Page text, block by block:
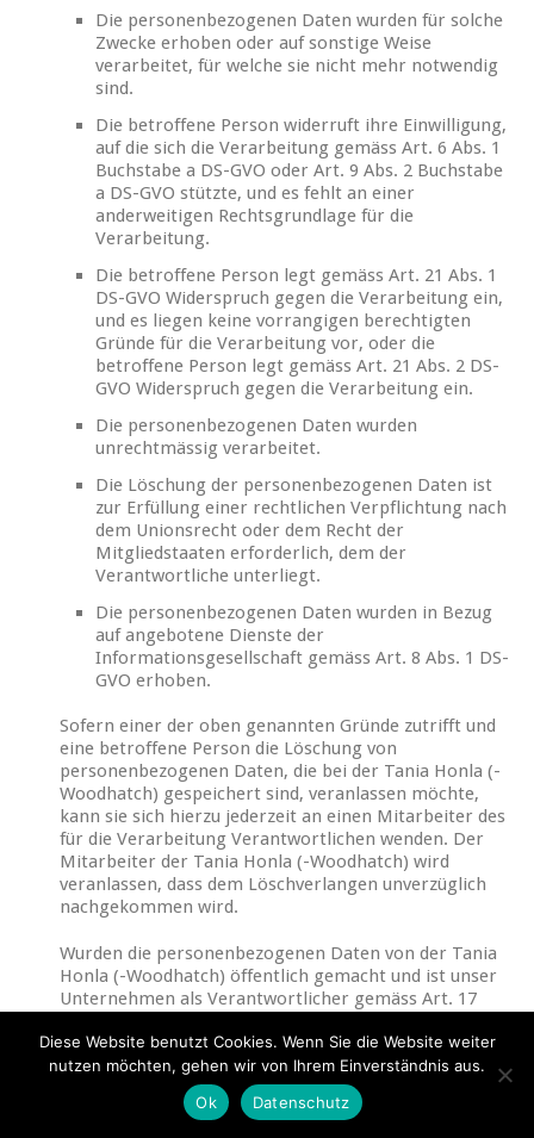
Die personenbezogenen Daten wurden für solche
Zwecke erhoben oder auf sonstige Weise
verarbeitet, für welche sie nicht mehr notwendig
sind.
Die betroffene Person widerruft ihre Einwilligung,
auf die sich die Verarbeitung gemäss Art. 6 Abs. 1
Buchstabe a DS-GVO oder Art. 9 Abs. 2 Buchstabe
a DS-GVO stützte, und es fehlt an einer
anderweitigen Rechtsgrundlage für die
Verarbeitung.
Die betroffene Person legt gemäss Art. 21 Abs. 1
DS-GVO Widerspruch gegen die Verarbeitung ein,
und es liegen keine vorrangigen berechtigten
Gründe für die Verarbeitung vor, oder die
betroffene Person legt gemäss Art. 21 Abs. 2 DS-
GVO Widerspruch gegen die Verarbeitung ein.
Die personenbezogenen Daten wurden
unrechtmässig verarbeitet.
Die Löschung der personenbezogenen Daten ist
zur Erfüllung einer rechtlichen Verpflichtung nach
dem Unionsrecht oder dem Recht der
Mitgliedstaaten erforderlich, dem der
Verantwortliche unterliegt.
Die personenbezogenen Daten wurden in Bezug
auf angebotene Dienste der
Informationsgesellschaft gemäss Art. 8 Abs. 1 DS-
GVO erhoben.
Sofern einer der oben genannten Gründe zutrifft und
eine betroffene Person die Löschung von
personenbezogenen Daten, die bei der Tania Honla (-
Woodhatch) gespeichert sind, veranlassen möchte,
kann sie sich hierzu jederzeit an einen Mitarbeiter des
für die Verarbeitung Verantwortlichen wenden. Der
Mitarbeiter der Tania Honla (-Woodhatch) wird
veranlassen, dass dem Löschverlangen unverzüglich
nachgekommen wird.
Wurden die personenbezogenen Daten von der Tania
Honla (-Woodhatch) öffentlich gemacht und ist unser
Unternehmen als Verantwortlicher gemäss Art. 17
Daten verpflichtet, so trifft die Tania Honla (-
Woodhatch) unter Berücksichtigung der verfügbaren
Technologie und der Implementierungskosten
angemessene Massnahmen, auch technischer Art, um
Diese Website benutzt Cookies. Wenn Sie die Website weiter
nutzen möchten, gehen wir von Ihrem Einverständnis aus.
Ok
Datenschutz